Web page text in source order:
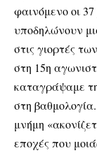
φαινόμενο οι 37
υποδηλώνουν
στις γιορτές
στη 15η
καταγράψαμε
στη
μνήμη
εποχές που